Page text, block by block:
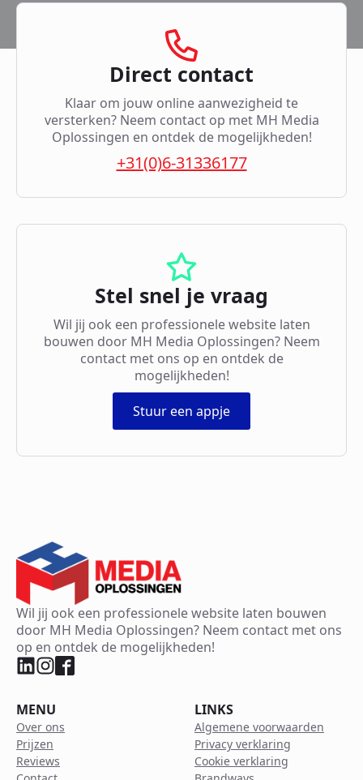
Direct contact
Klaar om jouw online aanwezigheid te
versterken? Neem contact op met MH Media
Oplossingen en ontdek de mogelijkheden!
+31(0)6-31336177
Stel snel je vraag
Wil jij ook een professionele website laten
bouwen door MH Media Oplossingen? Neem
contact met ons op en ontdek de
mogelijkheden!
Stuur een appje
Wil jij ook een professionele website laten bouwen
door MH Media Oplossingen? Neem contact met ons
op en ontdek de mogelijkheden!
MENU
Over ons
Prijzen
Reviews
LINKS
Algemene voorwaarden
Privacy verklaring
Cookie verklaring